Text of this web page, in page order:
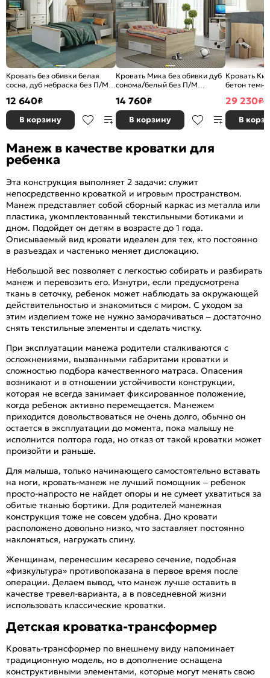
Кровать без обивки белая
сосна, дуб небраска без П/М,
12 640₽
В корзину
Кровать Мика без обивки дуб
сонома/белый без П/М
14 760₽
В корзину
Кровать
бетон
жесткое
29 230₽
В
Манеж в качестве кроватки для
ребенка
Эта конструкция выполняет 2 задачи: служит
непосредственно кроваткой и игровым пространством.
Манеж представляет собой сборный каркас из металла или
пластика, укомплектованный текстильными ботиками и
дном. Подойдет он детям в возрасте до 1 года.
Описываемый вид кровати идеален для тех, кто постоянно
в разъездах и частенько меняет дислокацию.
Небольшой вес позволяет с легкостью собирать и разбирать
манеж и перевозить его. Изнутри, если предусмотрена
ткань в сеточку, ребенок может наблюдать за окружающей
действительностью и знакомиться с миром. С уходом за
этим изделием тоже не нужно заморачиваться – достаточно
снять текстильные элементы и сделать чистку.
При эксплуатации манежа родители сталкиваются с
осложнениями, вызванными габаритами кроватки и
сложностью подбора качественного матраса. Опасения
возникают и в отношении устойчивости конструкции,
которая не всегда занимает фиксированное положение,
когда ребенок активно перемещается. Манежем
приходится довольствоваться не очень долго, обычно он
остается в эксплуатации до момента, пока малышу не
исполнится полтора года, но отказ от такой кроватки может
произойти и раньше.
Для малыша, только начинающего самостоятельно вставать
на ноги, кровать-манеж не лучший помощник – ребенок
просто-напросто не найдет опоры и не сумеет ухватиться за
обитые тканью бортики. Для родителей манежная
конструкция тоже не совсем удобна. Дно кровати
расположено довольно низко, что заставляет постоянно
наклоняться, нагружать спину.
Женщинам, перенесшим кесарево сечение, подобная
«физкультура» противопоказана в первое время после
операции. Делаем вывод, что манеж лучше оставить в
качестве тревел-варианта, а в повседневной жизни
использовать классические кроватки.
Детская кроватка-трансформер
Кровать-трансформер по внешнему виду напоминает
традиционную модель, но в дополнение оснащена
конструктивными элементами, которые могут менять свою